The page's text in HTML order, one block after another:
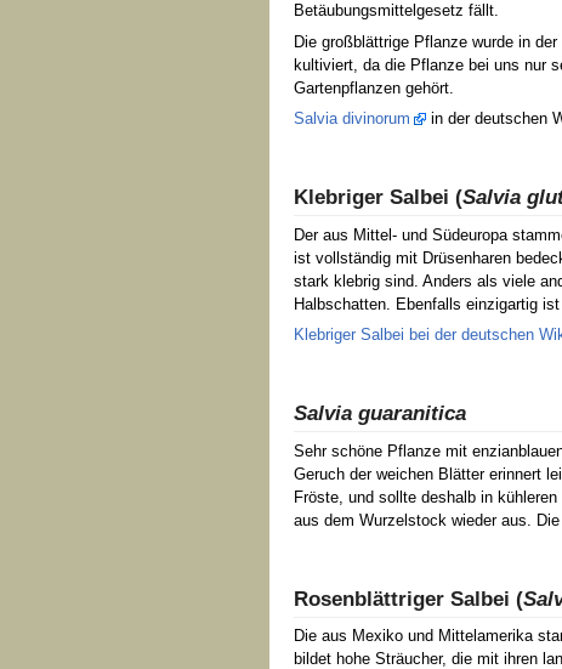
Betäubungsmittelgesetz fällt.
Die großblättrige Pflanze wurde in
kultiviert, da die Pflanze bei uns nur
Gartenpflanzen gehört.
Salvia divinorum
in der deutschen
Klebriger Salbei (Salvia
Der aus Mittel- und Südeuropa
ist vollständig mit Drüsenharen
stark klebrig sind. Anders als viele
Halbschatten. Ebenfalls einzigartig
Klebriger Salbei bei der deutschen
Salvia guaranitica
Sehr schöne Pflanze mit
Geruch der weichen Blätter erinnert
Fröste, und sollte deshalb in
aus dem Wurzelstock wieder aus.
Rosenblättriger Salbei (
Die aus Mexiko und Mittelamerika
bildet hohe Sträucher, die mit ihren